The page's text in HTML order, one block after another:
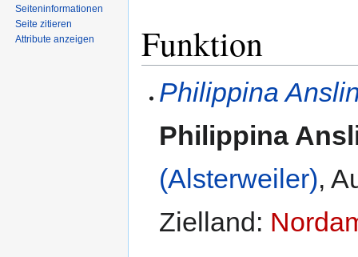
Funktion
Philippina
Philippina
(Alsterweiler),
Zielland:
Seiten­informationen
Seite zitieren
Attribute anzeigen